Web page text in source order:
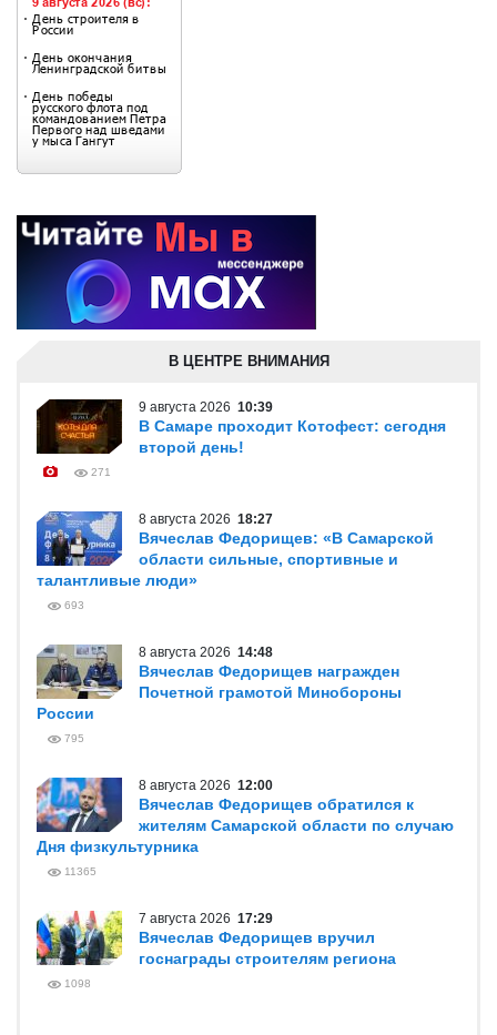
В ЦЕНТРЕ ВНИМАНИЯ
9 августа 2026 10:39
В Самаре проходит Котофест: сегодня
второй день!
271
8 августа 2026 18:27
Вячеслав Федорищев: «В Самарской
области сильные, спортивные и
талантливые люди»
693
8 августа 2026 14:48
Вячеслав Федорищев награжден
Почетной грамотой Минобороны
России
795
8 августа 2026 12:00
Вячеслав Федорищев обратился к
жителям Самарской области по случаю
Дня физкультурника
11365
7 августа 2026 17:29
Вячеслав Федорищев вручил
госнаграды строителям региона
1098